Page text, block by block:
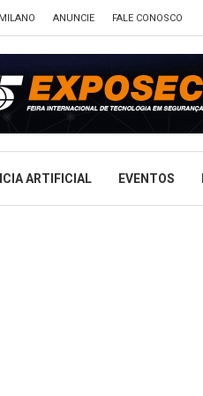
ANUNCIE FALE CONOSCO
ARTIFICIAL EVENTOS